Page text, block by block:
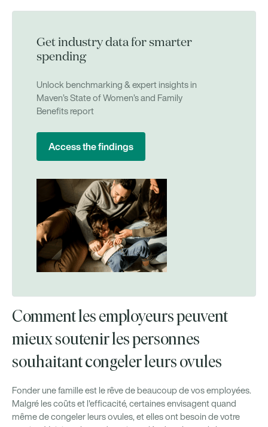
Get industry data for smarter
spending
Unlock benchmarking & expert insights in
Maven’s State of Women’s and Family
Benefits report
Access the findings
Comment les employeurs peuvent
mieux soutenir les personnes
souhaitant congeler leurs ovules
Fonder une famille est le rêve de beaucoup de vos employées.
Malgré les coûts et l'efficacité, certaines envisagent quand
même de congeler leurs ovules, et elles ont besoin de votre